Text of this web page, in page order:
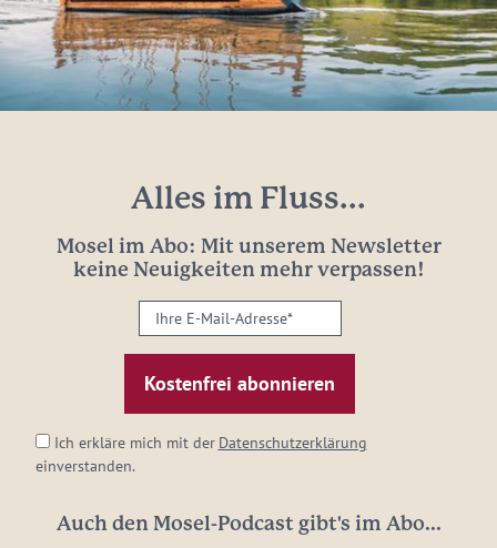
Alles im Fluss...
Mosel im Abo: Mit unserem Newsletter
keine Neuigkeiten mehr verpassen!
Ihre
E-
Mail-
Adresse:
Ich erkläre mich mit der Datenschutzerklärung
einverstanden.
Auch den Mosel-Podcast gibt's im Abo...